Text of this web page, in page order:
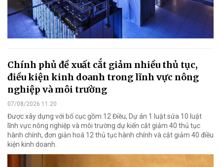
Chính phủ đề xuất cắt giảm nhiều thủ tục,
điều kiện kinh doanh trong lĩnh vực nông
nghiệp và môi trường
07/08/2026 11:20
Được xây dựng với bố cục gồm 12 Điều, Dự án 1 luật sửa 10 luật
lĩnh vực nông nghiệp và môi trường dự kiến cắt giảm 40 thủ tục
hành chính, đơn giản hoá 12 thủ tục hành chính và cắt giảm 40 điều
kiện kinh doanh.